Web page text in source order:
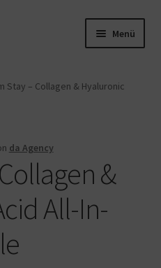
Menü
Stay – Collagen & Hyaluronic
da Agency
&
All-In-